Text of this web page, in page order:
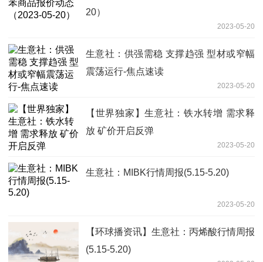
20）
2023-05-20
生意社：供强需稳 支撑趋强 型材或窄幅
震荡运行-焦点速读
2023-05-20
【世界独家】生意社：铁水转增 需求释
放 矿价开启反弹
2023-05-20
生意社：MIBK行情周报(5.15-5.20)
2023-05-20
【环球播资讯】生意社：丙烯酸行情周报
(5.15-5.20)